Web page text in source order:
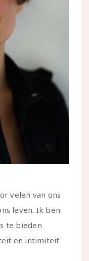
velen van ons
leven. Ik ben
te bieden
en intimiteit